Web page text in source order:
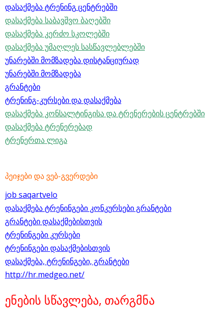
დასაქმება ტრენინგცენტრებში
დასაქმება საბავშვო ბაღებში
დასაქმება კერძო სკოლებში
დასაქმება უმაღლეს სასწავლებლებში
უნარებში მომზადება დისტანციურად
უნარებში მომზადება
გრანტები
ტრენინგ-კურსები და დასაქმება
დასაქმება კონსალტინგისა და ტრენერების ცენტრებში
დასაქმება ტრენერებად
ტრენერთა ლიგა
პეიჯები და ვებ-გვერდები
job saqartvelo
დასაქმება ტრენინგები კონკურსები გრანტები
გრანტები დასაქმებისთვის
ტრენინგები კურსები
ტრენინგები დასაქმებისთვის
დასაქმება, ტრენინგები, გრანტები
http://hr.medgeo.net/
ენების სწავლება, თარგმნა